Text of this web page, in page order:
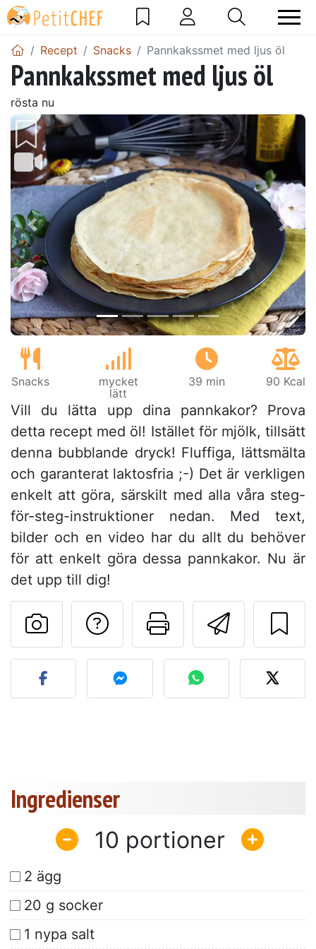
Recept Snacks Pannkakssmet med ljus öl
Pannkakssmet med ljus öl
rösta nu
Föregående
Snacks
mycket
lätt
39 min 90 Kcal
Vill du lätta upp dina pannkakor? Prova
detta recept med öl! Istället för mjölk, tillsätt
denna bubblande dryck! Fluffiga, lättsmälta
och garanterat laktosfria ;-) Det är verkligen
enkelt att göra, särskilt med alla våra steg-
för-steg-instruktioner nedan. Med text,
bilder och en video har du allt du behöver
för att enkelt göra dessa pannkakor. Nu är
det upp till dig!
Skriv ut
Ställa en fråga till
Lägg upp ditt foto av
Ingredienser
10
2 ägg
20 g socker
1 nypa salt